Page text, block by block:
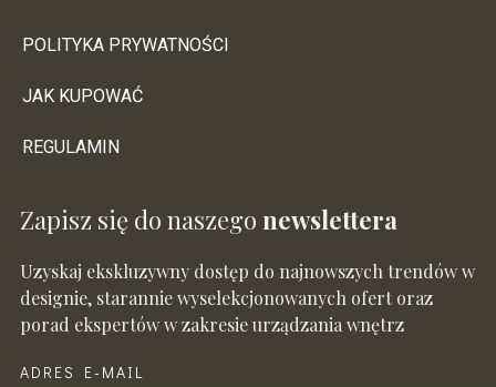
POLITYKA PRYWATNOŚCI
JAK KUPOWAĆ
REGULAMIN
Zapisz się do naszego newslettera
Uzyskaj ekskluzywny dostęp do najnowszych trendów w
designie, starannie wyselekcjonowanych ofert oraz
porad ekspertów w zakresie urządzania wnętrz
ADRES E-MAIL